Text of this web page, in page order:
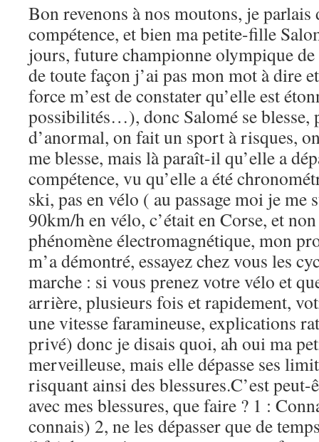
Bon revenons à nos moutons, je parlais
compétence, et bien ma petite-fille
jours, future championne olympique
de toute façon j’ai pas mon mot à dire
force m’est de constater qu’elle est
possibilités…), donc Salomé se blesse,
d’anormal, on fait un sport à risques,
me blesse, mais là paraît-il qu’elle a
compétence, vu qu’elle a été
ski, pas en vélo ( au passage moi je me
90km/h en vélo, c’était en Corse, et
phénomène électromagnétique, mon
m’a démontré, essayez chez vous les
marche : si vous prenez votre vélo et
arrière, plusieurs fois et rapidement,
une vitesse faramineuse, explications
privé) donc je disais quoi, ah oui ma
merveilleuse, mais elle dépasse ses
risquant ainsi des blessures.C’est
avec mes blessures, que faire ? 1 :
connais) 2, ne les dépasser que de